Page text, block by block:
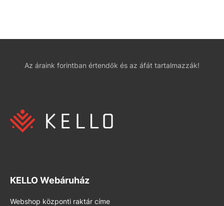
Az áraink forintban értendők és az áfát tartalmazzák!
KELLO Webáruház
Webshop központi raktár címe